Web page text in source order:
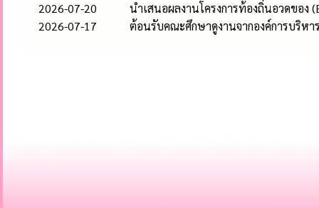
2026-07-20
นำเสนอผลงานโครงการท้องถิ่นอวดของ
2026-07-17
ต้อนรับคณะศึกษาดูงานจากองค์การบริห